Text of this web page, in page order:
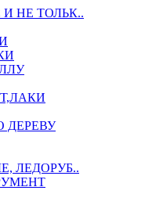
НЕ ТОЛЬК..
ДЕРЕВУ
ЛЕДОРУБ..